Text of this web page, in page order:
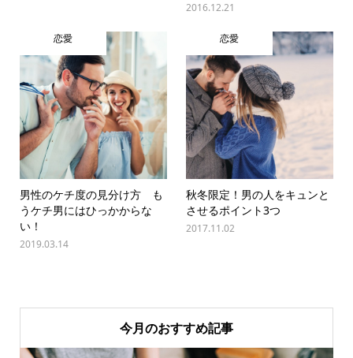
2016.12.21
恋愛
男性のケチ度の見分け方 も
うケチ男にはひっかからな
い！
2019.03.14
恋愛
秋冬限定！男の人をキュンと
させるポイント3つ
2017.11.02
今月のおすすめ記事